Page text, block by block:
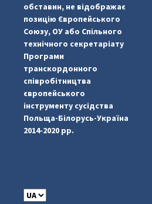
#PipIvanToday
обставин, не відображає
позицію Європейського
Союзу, ОУ або Спільного
технічного секретаріату
Програми
транскордонного
співробітництва
європейського
інструменту сусідства
Польща-Білорусь-Україна
2014-2020 рр.
C